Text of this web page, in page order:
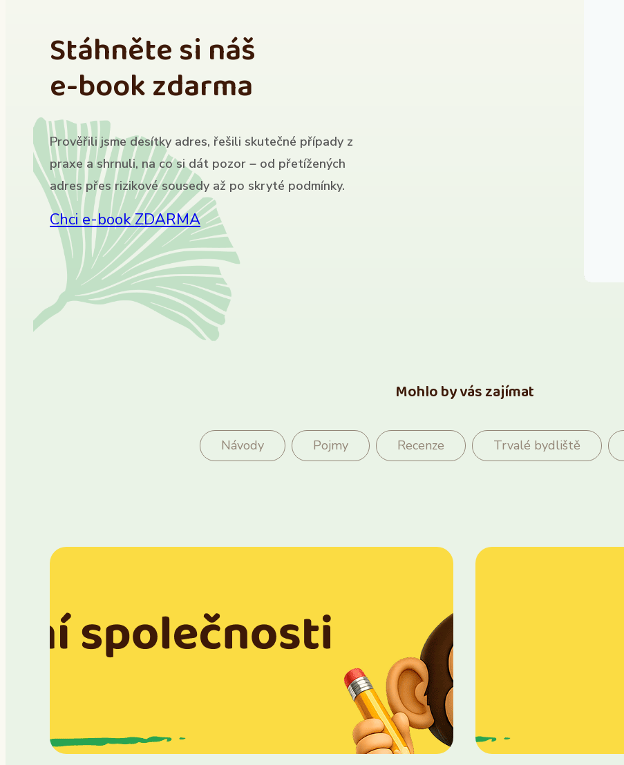
Stáhněte si náš
e-book zdarma
Prověřili jsme desítky adres, řešili skutečné případy z
praxe a shrnuli, na co si dát pozor – od přetížených
adres přes rizikové sousedy až po skryté podmínky.
Chci e-book ZDARMA
Mohlo by vás zajímat
Návody Pojmy Recenze Trvalé bydliště